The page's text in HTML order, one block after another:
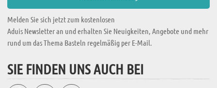
Melden Sie sich jetzt zum kostenlosen
Aduis Newsletter an und erhalten Sie Neuigkeiten, Angebote und mehr
rund um das Thema Basteln regelmäßig per E-Mail.
SIE FINDEN UNS AUCH BEI